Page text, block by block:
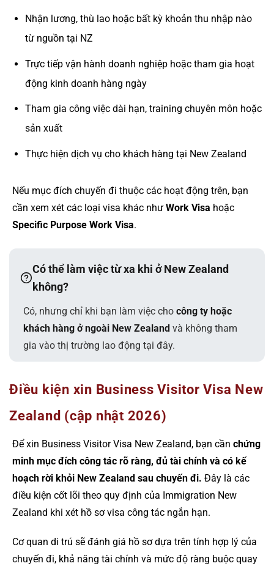
Nhận lương, thù lao hoặc bất kỳ khoản thu nhập nào
từ nguồn tại NZ
Trực tiếp vận hành doanh nghiệp hoặc tham gia hoạt
động kinh doanh hàng ngày
Tham gia công việc dài hạn, training chuyên môn hoặc
sản xuất
Thực hiện dịch vụ cho khách hàng tại New Zealand
Nếu mục đích chuyến đi thuộc các hoạt động trên, bạn
cần xem xét các loại visa khác như Work Visa hoặc
Specific Purpose Work Visa.
Có thể làm việc từ xa khi ở New Zealand
không?
Có, nhưng chỉ khi bạn làm việc cho công ty hoặc
khách hàng ở ngoài New Zealand và không tham
gia vào thị trường lao động tại đây.
Điều kiện xin Business Visitor Visa New
Zealand (cập nhật 2026)
Để xin Business Visitor Visa New Zealand, bạn cần chứng
minh mục đích công tác rõ ràng, đủ tài chính và có kế
hoạch rời khỏi New Zealand sau chuyến đi. Đây là các
điều kiện cốt lõi theo quy định của Immigration New
Zealand khi xét hồ sơ visa công tác ngắn hạn.
Cơ quan di trú sẽ đánh giá hồ sơ dựa trên tính hợp lý của
chuyến đi, khả năng tài chính và mức độ ràng buộc quay